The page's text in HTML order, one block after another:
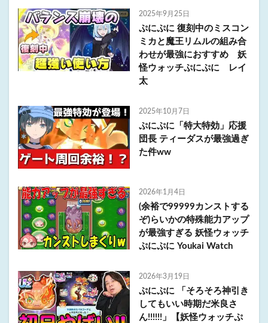
2025年9月25日
ぷにぷに 復刻中のミスコン
ミカと魔王リムルの組み合
わせが最強におすすめ 妖
怪ウォッチぷにぷに レイ
太
2025年10月7日
ぷにぷに「特大特効」応援
団長 ティーダスが最強過ぎ
た件ww
2026年1月4日
(余裕で99999カンストする
ぞ)らいかの特殊能力アップ
が最強すぎる 妖怪ウォッチ
ぷにぷに Youkai Watch
2026年3月19日
ぷにぷに 「そろそろ神引き
してもいい時期だ米良さ
ん!!!!!!」【妖怪ウォッチぷ